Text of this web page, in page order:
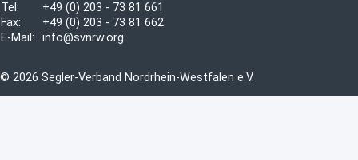
Tel:
+49 (0) 203 - 73 81 661
Fax:
+49 (0) 203 - 73 81 662
E-Mail:
info@svnrw.org
© 2026 Segler-Verband Nordrhein-Westfalen e.V.